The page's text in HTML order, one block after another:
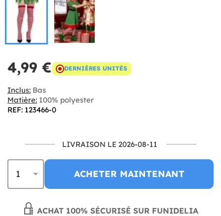
4,99 € DERNIÈRES UNITÉS
Inclus: Bas
Matière: 100% polyester
REF: 123466-0
LIVRAISON LE 2026-08-11
ACHETER MAINTENANT
ACHAT 100% SÉCURISÉ SUR FUNIDELIA